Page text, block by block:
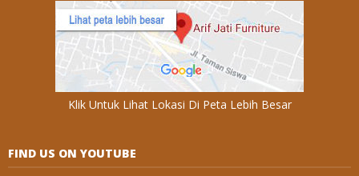
Klik Untuk Lihat Lokasi Di Peta Lebih Besar
FIND US ON YOUTUBE